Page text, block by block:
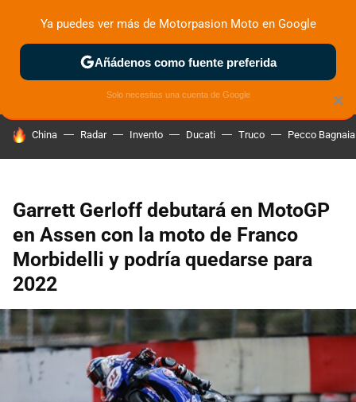
ZONA DE PRUEBAS DEPORTIVAS MOTOS ELÉCTRICAS
HOY SE HABLA DE
China Radar Invento Ducati Truco Pecco Bagnaia
Garrett Gerloff debutará en MotoGP
en Assen con la moto de Franco
Morbidelli y podría quedarse para
2022
×
Ya puedes ver más de Motorpasion Moto en Google
Añádenos como fuente preferida
Solo necesitas una cuenta de Google